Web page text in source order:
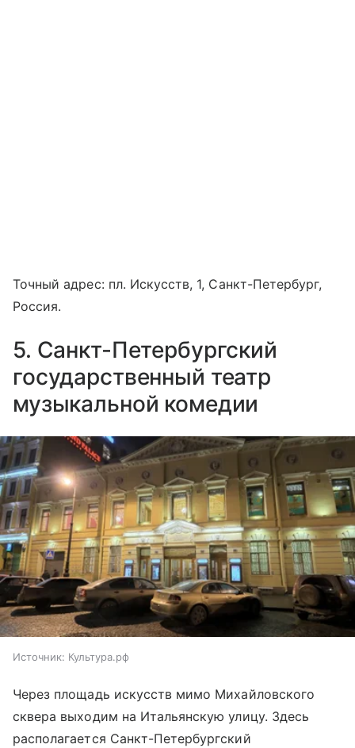
Точный адрес: пл. Искусств, 1, Санкт-Петербург,
Россия.
5. Санкт-Петербургский
государственный театр
музыкальной комедии
Источник: Культура.рф
Через площадь искусств мимо Михайловского
сквера выходим на Итальянскую улицу. Здесь
располагается Санкт-Петербургский